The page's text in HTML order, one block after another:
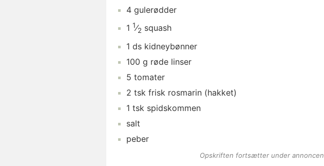
4 gulerødder
1 1⁄2 squash
1 ds kidneybønner
100 g røde linser
5 tomater
2 tsk frisk rosmarin (hakket)
1 tsk spidskommen
salt
peber
Opskriften fortsætter under annoncen